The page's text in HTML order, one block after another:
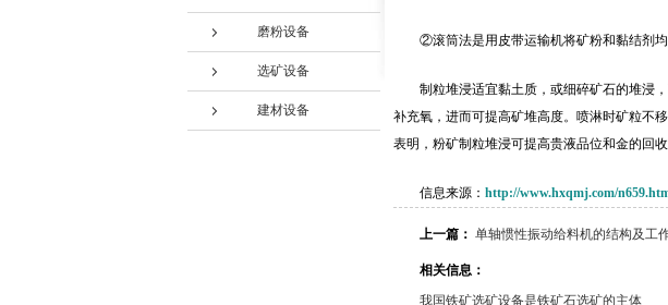
磨粉设备
选矿设备
建材设备
②滚筒法是用皮带运输机将矿粉和黏结剂
制粒堆浸适宜黏土质，或细碎矿石的堆浸
补充氧，进而可提高矿堆高度。喷淋时矿粒不
表明，粉矿制粒堆浸可提高贵液品位和金的回
信息来源： http://www.hxqmj.com/
上一篇： 单轴惯性振动给料机的结构及工
相关信息：
我国铁矿选矿设备是铁矿石选矿的主体